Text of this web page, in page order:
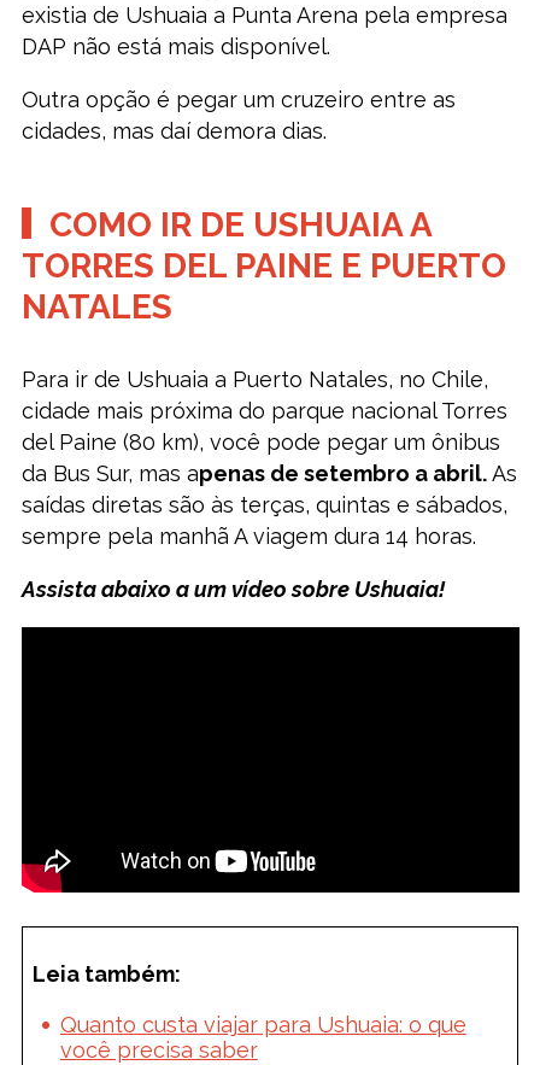
existia de Ushuaia a Punta Arena pela empresa
DAP não está mais disponível.
Outra opção é pegar um cruzeiro entre as
cidades, mas daí demora dias.
COMO IR DE USHUAIA A
TORRES DEL PAINE E PUERTO
NATALES
Para ir de Ushuaia a Puerto Natales, no Chile,
cidade mais próxima do parque nacional Torres
del Paine (80 km), você pode pegar um ônibus
da Bus Sur, mas apenas de setembro a abril.As
saídas diretas são às terças, quintas e sábados,
sempre pela manhã A viagem dura 14 horas.
Assista abaixo a um vídeo sobre Ushuaia!
Leia também:
Quanto custa viajar para Ushuaia: o que
você precisa saber